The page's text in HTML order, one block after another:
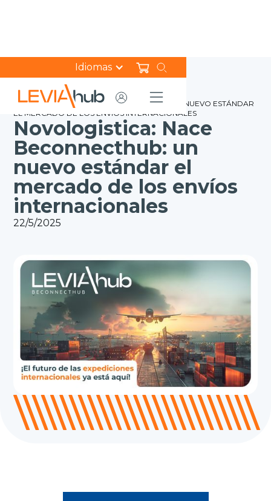
Idiomas
HOMENOTICIAS
NOVOLOGISTICA: NACE BECONNECTHUB: UN NUEVO ESTÁNDAR
EL MERCADO DE LOS ENVÍOS INTERNACIONALES
Novologistica: Nace
Beconnecthub: un
nuevo estándar el
mercado de los envíos
internacionales
22/5/2025